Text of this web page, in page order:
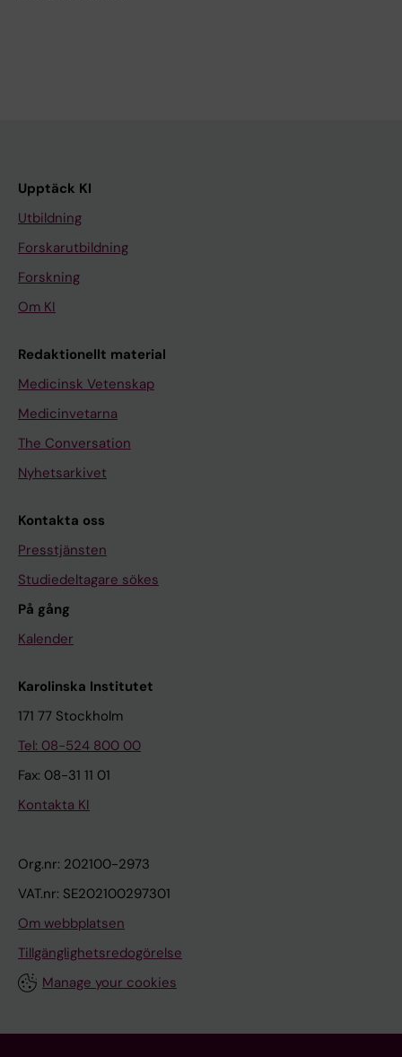
Upptäck KI
Utbildning
Forskarutbildning
Forskning
Om KI
Redaktionellt material
Medicinsk Vetenskap
Medicinvetarna
The Conversation
Nyhetsarkivet
Kontakta oss
Presstjänsten
Studiedeltagare sökes
På gång
Kalender
Karolinska Institutet
171 77 Stockholm
Tel: 08-524 800 00
Fax: 08-31 11 01
Kontakta KI
Org.nr: 202100-2973
VAT.nr: SE202100297301
Om webbplatsen
Tillgänglighetsredogörelse
Manage your cookies